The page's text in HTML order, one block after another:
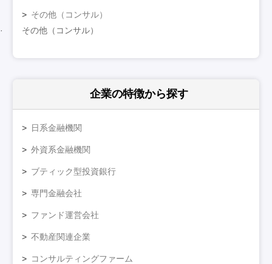
その他（コンサル）
その他（コンサル）
企業の特徴から探す
日系金融機関
外資系金融機関
ブティック型投資銀行
専門金融会社
ファンド運営会社
不動産関連企業
コンサルティングファーム